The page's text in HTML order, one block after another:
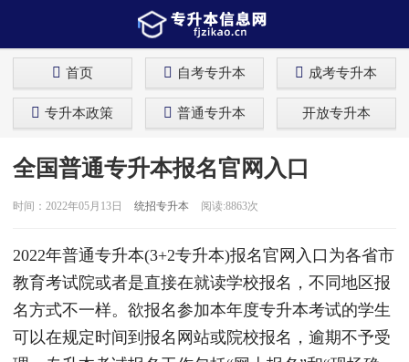
首页 自考专升本 成考专升本
专升本政策 普通专升本 开放专升本
全国普通专升本报名官网入口
时间：2022年05月13日 统招专升本 阅读:8863次
2022年普通专升本(3+2专升本)报名官网入口为各省市
教育考试院或者是直接在就读学校报名，不同地区报
名方式不一样。欲报名参加本年度专升本考试的学生
可以在规定时间到报名网站或院校报名，逾期不予受